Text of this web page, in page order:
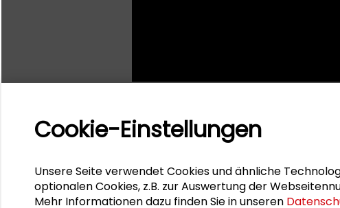
Cookie-Einstellungen
Unsere Seite verwendet Cookies und ähnliche
optionalen Cookies, z.B. zur Auswertung der
Mehr Informationen dazu finden Sie in unseren